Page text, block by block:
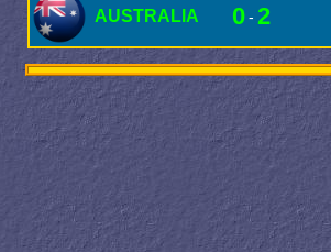
AUSTRALIA 0- 2